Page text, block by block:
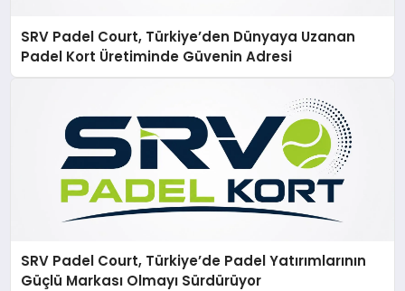
SRV Padel Court, Türkiye’den Dünyaya Uzanan
Padel Kort Üretiminde Güvenin Adresi
SRV Padel Court, Türkiye’de Padel Yatırımlarının
Güçlü Markası Olmayı Sürdürüyor